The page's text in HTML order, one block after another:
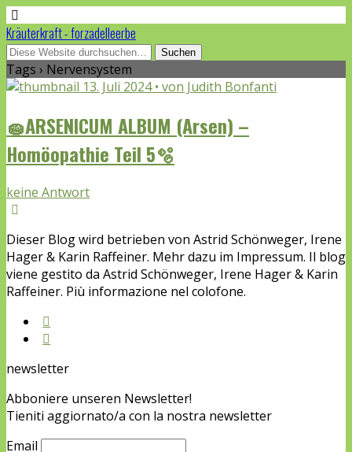
Kräuterkraft - forzadelleerbe
Tags › Nervensystem
13. Juli 2024 • von Judith Bonfanti
🧽ARSENICUM ALBUM (Arsen) –
Homöopathie Teil 5🫧
keine Antwort
Dieser Blog wird betrieben von Astrid Schönweger, Irene
Hager & Karin Raffeiner. Mehr dazu im Impressum. Il blog
viene gestito da Astrid Schönweger, Irene Hager & Karin
Raffeiner. Più informazione nel colofone.
newsletter
Abboniere unseren Newsletter!
Tieniti aggiornato/a con la nostra newsletter
Email